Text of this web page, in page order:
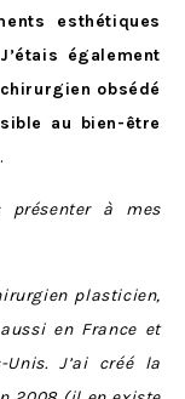
esthétiques
J’étais également
obsédé
au bien-être
.
présenter à mes
plasticien,
en France et
J’ai créé la